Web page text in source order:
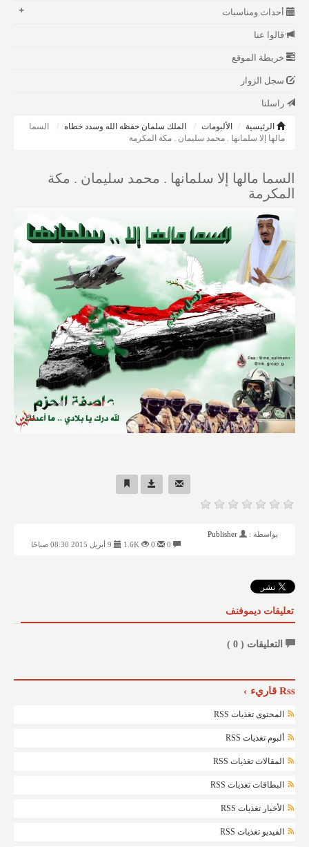
أحداث ومناسبات
قالوا عنا
خريطة الموقع
سجل الزوار
راسلنا
الرئيسية الألبومات الملك سلمان حفظه الله وسدد خطاه
السما
مالها إلا سلمانها . محمد سليمان . مكة المكرمة
السما مالها إلا سلمانها . محمد سليمان . مكة
المكرمة
بواسطة :
Publisher
1.6K
تعليقات ديموفنف
التعليقات ( 0
)
Rss قاريء
المحتوى تغذيات RSS
ألبوم تغذيات RSS
المقالات تغذيات RSS
البطاقات تغذيات RSS
الأخبار تغذيات RSS
الفيديو تغذيات RSS